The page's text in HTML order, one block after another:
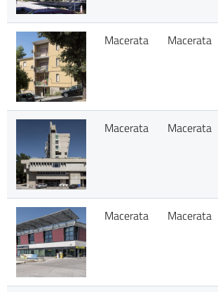
Macerata Macerata
Macerata Macerata
Macerata Macerata